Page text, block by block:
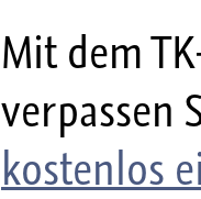
Mit dem
verpassen
kostenlos